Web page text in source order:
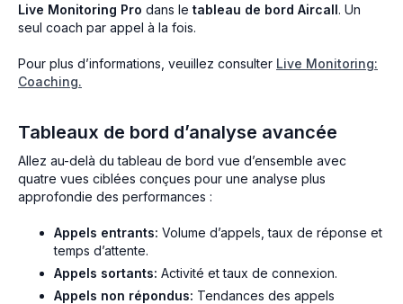
Live Monitoring Pro dans le tableau de bord Aircall. Un
seul coach par appel à la fois.
Pour plus d’informations, veuillez consulter Live Monitoring:
Coaching.
Tableaux de bord d’analyse avancée
Allez au-delà du tableau de bord vue d’ensemble avec
quatre vues ciblées conçues pour une analyse plus
approfondie des performances :
Appels entrants: Volume d’appels, taux de réponse et
temps d’attente.
Appels sortants: Activité et taux de connexion.
Appels non répondus: Tendances des appels